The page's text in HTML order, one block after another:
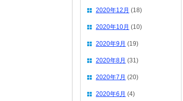
2020年12月 (18)
2020年10月 (10)
2020年9月 (19)
2020年8月 (31)
2020年7月 (20)
2020年6月 (4)